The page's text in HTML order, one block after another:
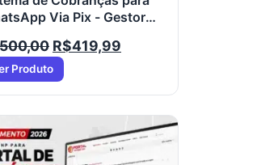
Via Pix - Gestor
500,00 R$419,99
Produto